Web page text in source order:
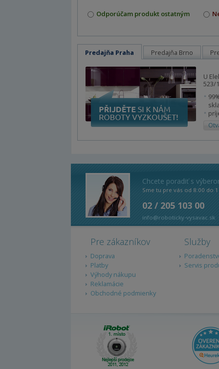
Odporúčam produkt ostatným
Predajňa Praha Predajňa Brno
U
523/
Chcete poradiť s
Sme tu pre vás od 8:00 do
02 / 205 103 00
info@roboticky-vysavac.sk
Pre zákazníkov
Doprava
Platby
Výhody nákupu
Reklamácie
Obchodné podmienky
Služby
Servis